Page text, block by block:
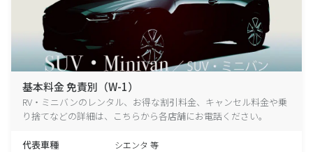
基本料金 免責別（W-1）
RV・ミニバンのレンタル、お得な割引料金、キャンセル料金や乗
り捨てなどの詳細は、こちらから各店舗にお電話ください。
代表車種 シエンタ 等